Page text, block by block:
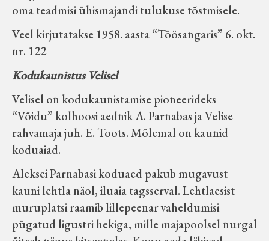
oma teadmisi ühismajandi tulukuse tõstmisele.
Veel kirjutatakse 1958. aasta “Töösangaris” 6. okt.
nr. 122
Kodukaunistus Velisel
Velisel on kodukaunistamise pioneerideks
“Võidu” kolhoosi aednik A. Parnabas ja Velise
rahvamaja juh. E. Toots. Mõlemal on kaunid
koduaiad.
Aleksei Parnabasi koduaed pakub mugavust
kauni lehtla näol, iluaia tagsserval. Lehtlaesist
muruplatsi raamib lillepeenar vaheldumisi
pügatud ligustri hekiga, mille majapoolsel nurgal